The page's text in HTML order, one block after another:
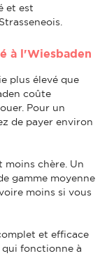
et est
à l'Wiesbaden
plus élevé que
coûte
Pour un
de payer environ
moins chère. Un
gamme moyenne
moins si vous
et efficace
fonctionne à